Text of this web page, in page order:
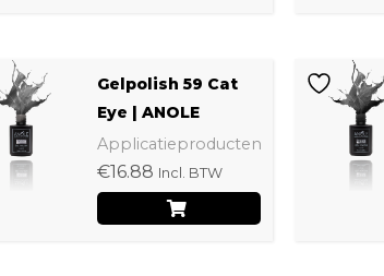
Gelpolish 59 Cat
Eye | ANOLE
Applicatieproducten
€16.88 Incl. BTW